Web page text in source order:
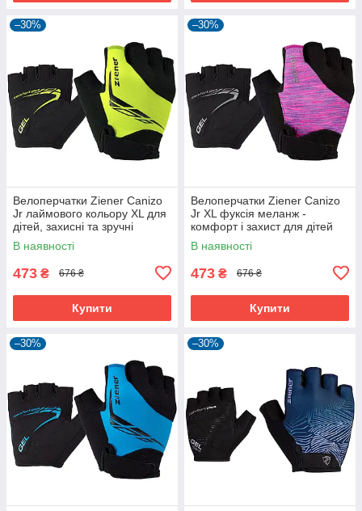
–30%
Велоперчатки Ziener Canizo
Jr лаймового кольору XL для
дітей, захисні та зручні
В наявності
473 ₴ 676 ₴
Купити
–30%
Велоперчатки Ziener Canizo
Jr XL фуксія меланж -
комфорт і захист для дітей
В наявності
473 ₴ 676 ₴
Купити
–30% –30%